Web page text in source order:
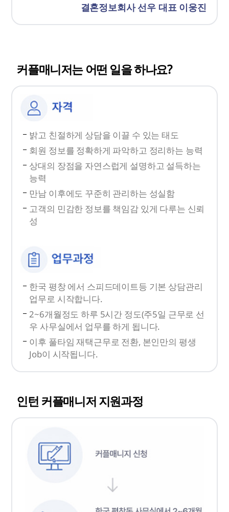
결혼정보회사 선우 대표 이웅진
커플매니저는 어떤 일을 하나요?
밝고 친절하게 상담을 이끌 수 있는 태도
회원 정보를 정확하게 파악하고 정리하는 능력
상대의 장점을 자연스럽게 설명하고 설득하는
능력
만남 이후에도 꾸준히 관리하는 성실함
고객의 민감한 정보를 책임감 있게 다루는 신뢰
성
한국 평창 에서 스피드데이트등 기본 상담관리
업무로 시작합니다.
2~6개월정도 하루 5시간 정도(주5일 근무로 선
우 사무실에서 업무를 하게 됩니다.
이후 풀타임 재택근무로 전환, 본인만의 평생
Job이 시작됩니다.
인턴 커플매니저 지원과정